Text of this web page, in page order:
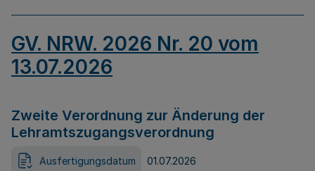
GV. NRW. 2026 Nr. 20 vom
13.07.2026
Zweite Verordnung zur Änderung der
Lehramtszugangsverordnung
Ausfertigungsdatum 01.07.2026